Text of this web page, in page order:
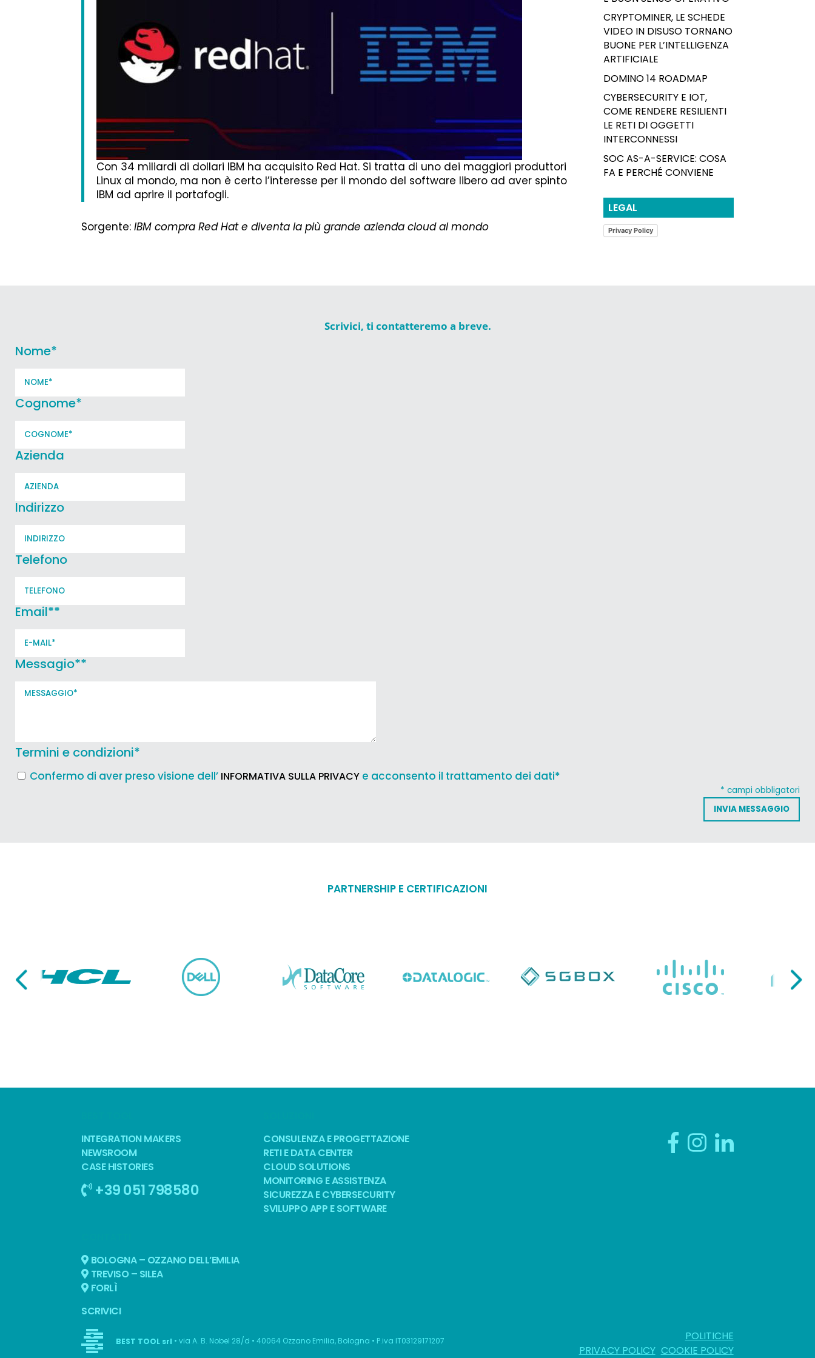
Con 34 miliardi di dollari IBM ha acquisito Red Hat. Si tratta di uno dei maggiori produttori
Linux al mondo, ma non è certo l’interesse per il mondo del software libero ad aver spinto
IBM ad aprire il portafogli.
Sorgente:IBM compra Red Hat e diventa la più grande azienda cloud al mondo
CRYPTOMINER, LE SCHEDE
VIDEO IN DISUSO TORNANO
BUONE PER L’INTELLIGENZA
ARTIFICIALE
DOMINO 14 ROADMAP
CYBERSECURITY E IOT,
COME RENDERE RESILIENTI
LE RETI DI OGGETTI
INTERCONNESSI
SOC AS-A-SERVICE: COSA
FA E PERCHÉ CONVIENE
LEGAL
Privacy Policy
Scrivici, ti contatteremo a breve.
Nome*
Cognome*
Azienda
Indirizzo
Telefono
Email**
Messagio**
Termini e condizioni*
Confermo di aver preso visione dell’ INFORMATIVA SULLA PRIVACY e acconsento il trattamento dei dati*
* campi obbligatori
PARTNERSHIP E CERTIFICAZIONI
INTEGRATION MAKERS
NEWSROOM
CASE HISTORIES
+39 051 798580
CONSULENZA E PROGETTAZIONE
RETI E DATA CENTER
CLOUD SOLUTIONS
MONITORING E ASSISTENZA
SICUREZZA E CYBERSECURITY
SVILUPPO APP E SOFTWARE
BOLOGNA – OZZANO DELL’EMILIA
TREVISO – SILEA
FORLÌ
SCRIVICI
BEST TOOL srl • via A. B. Nobel 28/d • 40064 Ozzano Emilia, Bologna • P.iva IT03129171207
POLITICHE
PRIVACY POLICY COOKIE POLICY